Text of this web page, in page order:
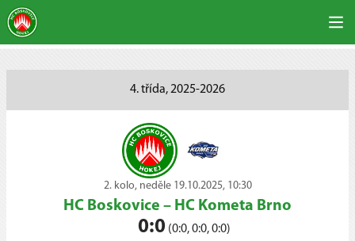
4. třída, 2025-2026
2. kolo, neděle 19.10.2025, 10:30
HC Boskovice – HC Kometa Brno
0:0 (0:0, 0:0, 0:0)